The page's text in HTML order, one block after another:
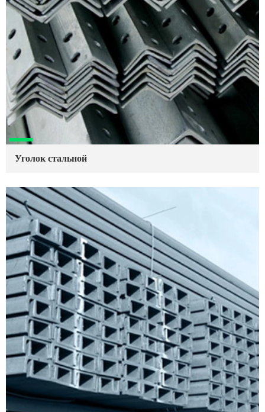
Уголок стальной